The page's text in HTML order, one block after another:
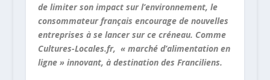
de limiter son impact sur l’environnement, le
consommateur français encourage de nouvelles
entreprises à se lancer sur ce créneau. Comme
Cultures-Locales.fr, « marché d’alimentation en
ligne » innovant, à destination des Franciliens.